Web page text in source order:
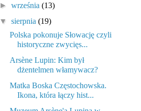
►września(13)
▼sierpnia(19)
Polska pokonuje Słowację czyli
historyczne zwycięs...
Arsène Lupin: Kim był
dżentelmen włamywacz?
Matka Boska Częstochowska.
Ikona, która łączy hist...